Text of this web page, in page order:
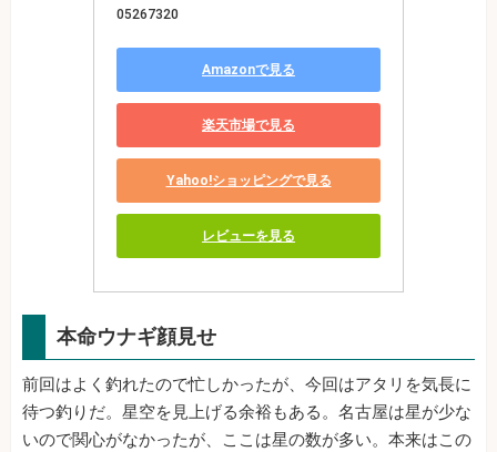
05267320
Amazonで見る
楽天市場で見る
Yahoo!ショッピングで見る
レビューを見る
本命ウナギ顔見せ
前回はよく釣れたので忙しかったが、今回はアタリを気長に
待つ釣りだ。星空を見上げる余裕もある。名古屋は星が少な
いので関心がなかったが、ここは星の数が多い。本来はこの